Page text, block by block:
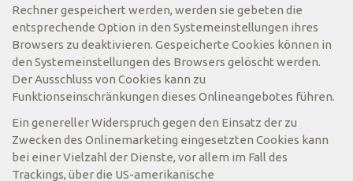
Rechner gespeichert werden, werden sie gebeten die
entsprechende Option in den Systemeinstellungen ihres
Browsers zu deaktivieren. Gespeicherte Cookies können in
den Systemeinstellungen des Browsers gelöscht werden.
Der Ausschluss von Cookies kann zu
Funktionseinschränkungen dieses Onlineangebotes führen.
Ein genereller Widerspruch gegen den Einsatz der zu
Zwecken des Onlinemarketing eingesetzten Cookies kann
bei einer Vielzahl der Dienste, vor allem im Fall des
Trackings, über die US-amerikanische